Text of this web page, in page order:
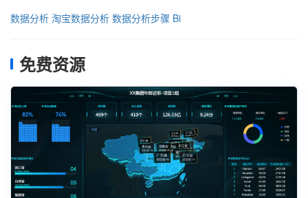
数据分析 淘宝数据分析 数据分析步骤 Bi
免费资源